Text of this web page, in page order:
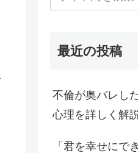
最近の投稿
不倫が奥バレし
心理を詳しく解説
「君を幸せに